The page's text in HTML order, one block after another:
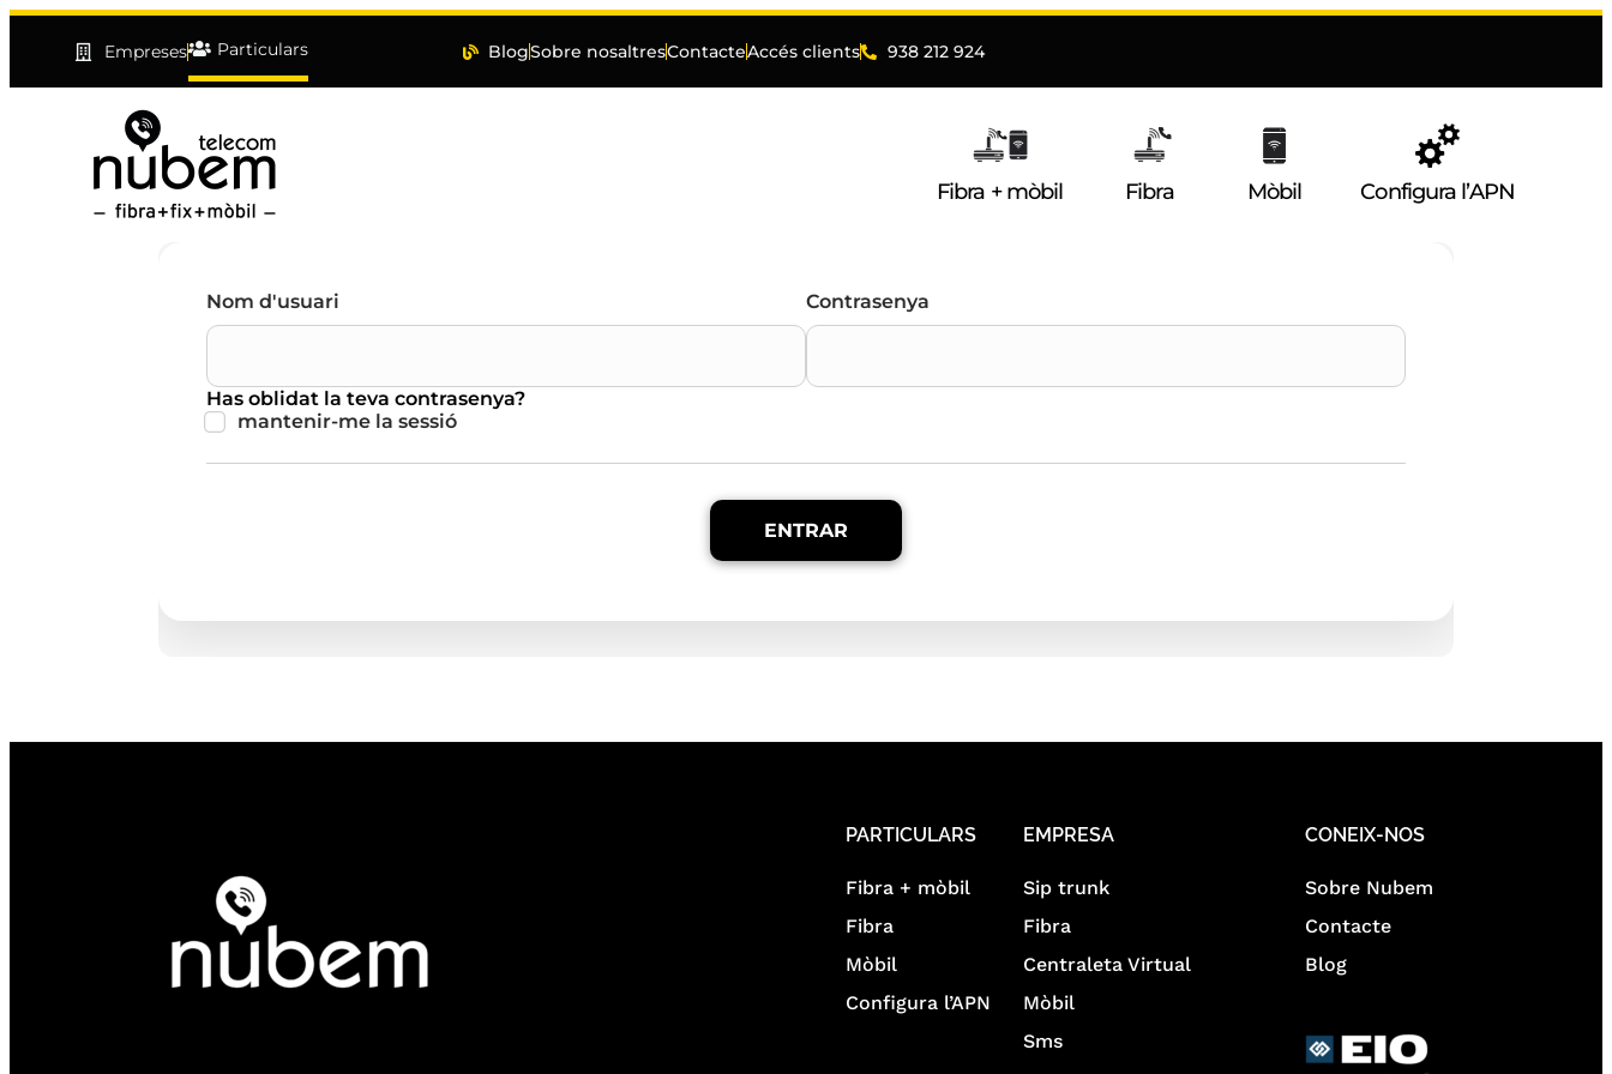
Empreses Particulars BlogSobre nosaltresContacteAccés clients 938 212 924
Fibra + mòbil Fibra Mòbil Configura l’APN
Nom d'usuari Contrasenya
Has oblidat la teva contrasenya?
mantenir-me la sessió
PARTICULARS
Fibra + mòbil
Fibra
Mòbil
Configura l’APN
EMPRESA
Sip trunk
Fibra
Centraleta Virtual
Mòbil
Sms
CONEIX-NOS
Sobre Nubem
Contacte
Blog